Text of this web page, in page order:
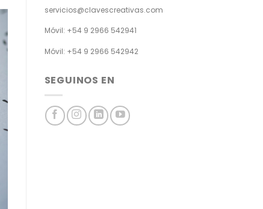
servicios@clavescreativas.com
Móvil: +54 9 2966 542941
Móvil: +54 9 2966 542942
SEGUINOS EN